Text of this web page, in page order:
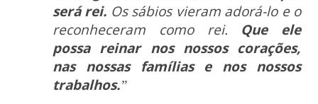
será rei. Os sábios vieram adorá-lo e o
reconheceram como rei. Que ele
possa reinar nos nossos corações,
nas nossas famílias e nos nossos
trabalhos.”